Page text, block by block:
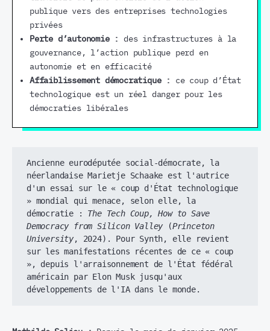
publique vers des entreprises technologies
privées
Perte d’autonomie :
des infrastructures à la
gouvernance, l’action publique perd en
autonomie et en efficacité
Affaiblissement démocratique :
ce coup d’État
technologique est un réel danger pour les
démocraties libérales
Ancienne eurodéputée social-démocrate, la
néerlandaise Marietje Schaake est l'autrice
d'un essai sur le « coup d'État technologique
» mondial qui menace, selon elle, la
démocratie : The Tech Coup, How to Save
Democracy from Silicon Valley (Princeton
University, 2024). Pour Synth, elle revient
sur les manifestations récentes de ce « coup
», depuis l'arraisonnement de l'État fédéral
américain par Elon Musk jusqu'aux
développements de l'IA dans le monde.